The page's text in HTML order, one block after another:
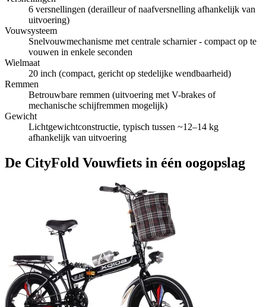
6 versnellingen (derailleur of naafversnelling afhankelijk van
uitvoering)
Vouwsysteem
Snelvouwmechanisme met centrale scharnier - compact op te
vouwen in enkele seconden
Wielmaat
20 inch (compact, gericht op stedelijke wendbaarheid)
Remmen
Betrouwbare remmen (uitvoering met V-brakes of
mechanische schijfremmen mogelijk)
Gewicht
Lichtgewichtconstructie, typisch tussen ~12–14 kg
afhankelijk van uitvoering
De CityFold Vouwfiets in één oogopslag